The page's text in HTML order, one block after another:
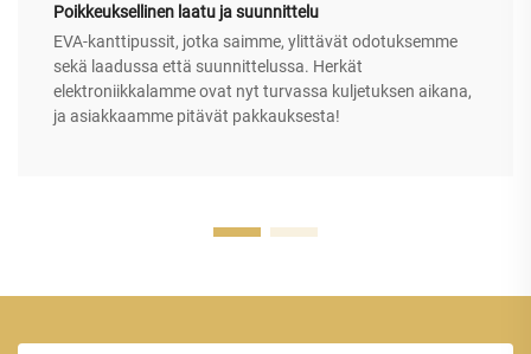
Poikkeuksellinen laatu ja suunnittelu
EVA-kanttipussit, jotka saimme, ylittävät odotuksemme
sekä laadussa että suunnittelussa. Herkät
elektroniikkalamme ovat nyt turvassa kuljetuksen aikana,
ja asiakkaamme pitävät pakkauksesta!